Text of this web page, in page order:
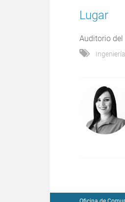
Lugar
Auditorio del